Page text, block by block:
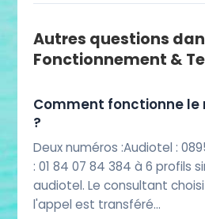
Autres questions
Fonctionnement &
Comment fonctionne le
?
Deux numéros :Audiotel :
: 01 84 07 84 384 à 6 profils
audiotel. Le consultant
l'appel est transféré…